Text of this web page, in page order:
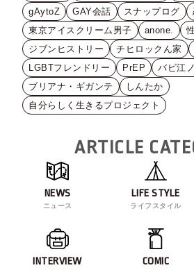
gAytoZ
GAY会話 スナップログ
東京アイスクリーム男子
anone.
ジブンヒストリー
チヒロックん家
LGBTフレンドリー
PrEP
バビ江
ブリアナ・ギガンテ
しんたか
自分らしく生きるプロジェクト
ARTICLE
NEWS
ニュース
LIFE STYLE
ライフスタイル
INTERVIEW COMIC